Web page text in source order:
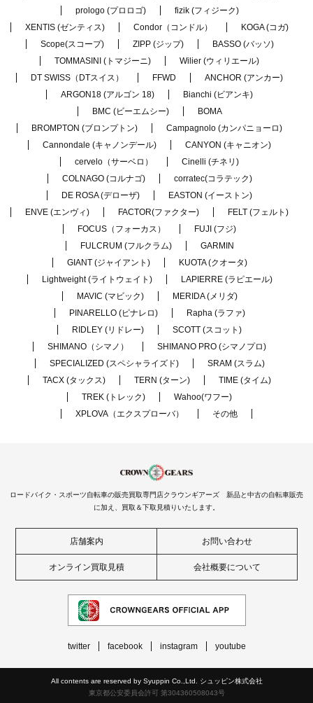
prologo (プロロゴ)
fizik (フィジーク)
XENTIS (ゼンティス)
Condor（コンドル）
KOGA (コガ)
Scope(スコープ)
ZIPP (ジップ)
BASSO (バッソ)
TOMMASINI (トマジーニ)
Wilier (ウィリエール)
DT SWISS（DTスイス）
FFWD
ANCHOR (アンカー)
ARGON18 (アルゴン 18)
Bianchi (ビアンキ)
BMC (ビーエムシー)
BOMA
BROMPTON (ブロンプトン)
Campagnolo (カンパニョーロ)
Cannondale (キャノンデール)
CANYON (キャニオン)
cervelo（サーベロ）
Cinelli (チネリ)
COLNAGO (コルナゴ)
corratec(コラテック)
DE ROSA (デローザ)
EASTON (イーストン)
ENVE (エンヴィ)
FACTOR(ファクター)
FELT (フェルト)
FOCUS（フォーカス）
FUJI (フジ)
FULCRUM (フルクラム)
GARMIN
GIANT (ジャイアント)
KUOTA (クオータ)
Lightweight (ライトウェイト)
LAPIERRE (ラピエール)
MAVIC (マビック)
MERIDA (メリダ)
PINARELLO (ピナレロ)
Rapha (ラファ)
RIDLEY (リドレー)
SCOTT (スコット)
SHIMANO（シマノ）
SHIMANO PRO (シマノプロ)
SPECIALIZED (スペシャライズド)
SRAM (スラム)
TACX (タックス)
TERN (ターン)
TIME (タイム)
TREK (トレック)
Wahoo(ワフー)
XPLOVA（エクスプローバ）
その他
ロードバイク・スポーツ自転車の販売買取専門店クラウンギアーズ 新品と中古の自転車販売
に加え、買取＆下取見積りいたします。
店舗案内 お問い合わせ
オンライン買取見積 会社概要について
twitter facebook instagram youtube
All contents are reserved by Syuppin Co.,Ltd. シュッピン株式会社
東京都公安委員会許可 第304360508043号